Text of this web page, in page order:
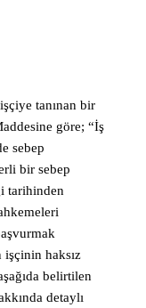
tanınan bir
göre; “İş
sebep
bir sebep
tarihinden
işçinin haksız
belirtilen
detaylı